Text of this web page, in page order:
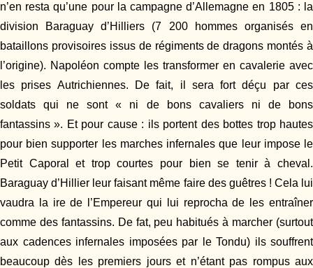
n’en resta qu’une pour la campagne d’Allemagne en 1805 : la
division Baraguay d’Hilliers (7 200 hommes organisés en
bataillons provisoires issus de régiments de dragons montés à
l’origine). Napoléon compte les transformer en cavalerie avec
les prises Autrichiennes. De fait, il sera fort déçu par ces
soldats qui ne sont « ni de bons cavaliers ni de bons
fantassins ». Et pour cause : ils portent des bottes trop hautes
pour bien supporter les marches infernales que leur impose le
Petit Caporal et trop courtes pour bien se tenir à cheval.
Baraguay d’Hillier leur faisant même faire des guêtres ! Cela lui
vaudra la ire de l’Empereur qui lui reprocha de les entraîner
comme des fantassins. De fat, peu habitués à marcher (surtout
aux cadences infernales imposées par le Tondu) ils souffrent
beaucoup dès les premiers jours et n’étant pas rompus aux